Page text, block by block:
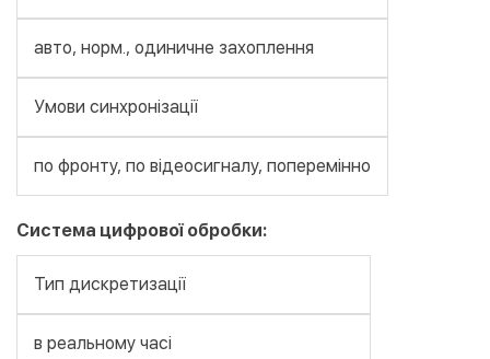
авто, норм., одиничне захоплення
Умови синхронізації
по фронту, по відеосигналу, поперемінно
Система цифрової обробки:
Тип дискретизації
в реальному часі